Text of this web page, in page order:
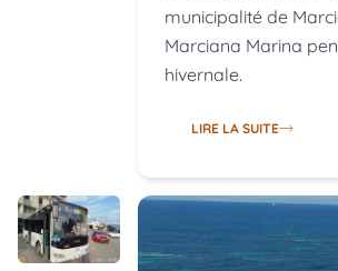
municipalité de
Marciana Marina
hivernale.
LIRE LA SUITE